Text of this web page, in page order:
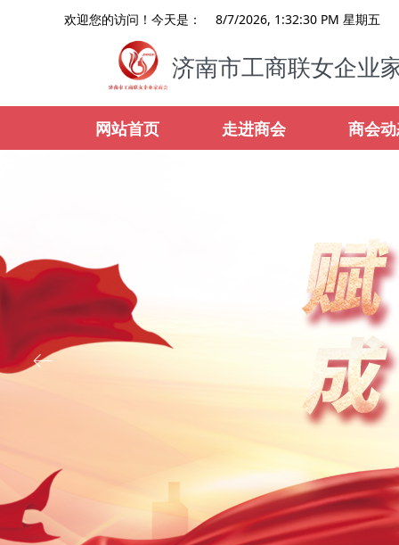
8/7/2026, 1:32:32 PM 星期五
欢迎您的访问！今天是：
济南市工商联女企业
网站首页 走进商会 商会
ꂃ